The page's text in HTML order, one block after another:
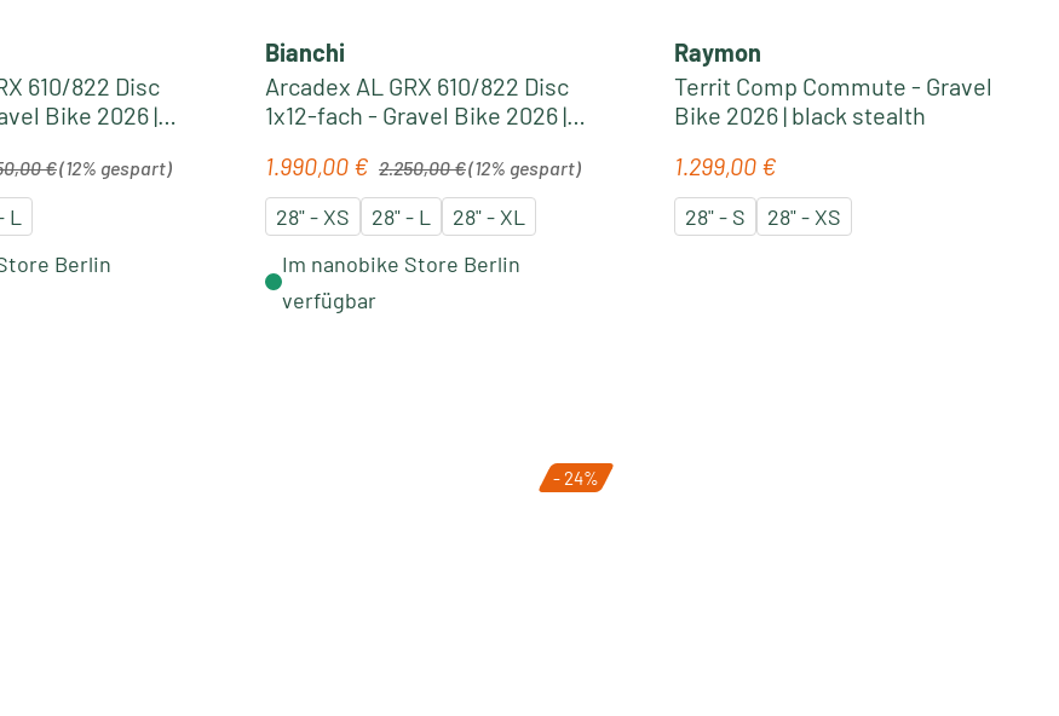
610/822 Disc
Bike 2026 |
€(12% gespart)
Berlin
Bianchi
Arcadex AL GRX 610/822 Disc
1x12-fach - Gravel Bike 2026 |
Verkaufspreis:
1.990,00 € 2.250,00 €(12% gespart)
28" - XS 28" - L
28" - XL
Im nanobike Store Berlin
verfügbar
Raymon
Territ Comp Commute - Gravel
Bike 2026 | black stealth
Regulärer Preis:
1.299,00 €
28" - S 28" - XS
- 24%